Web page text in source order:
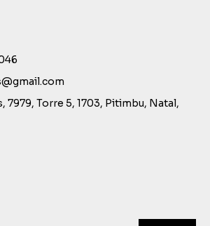
7979, Torre 5, 1703, Pitimbu, Natal,